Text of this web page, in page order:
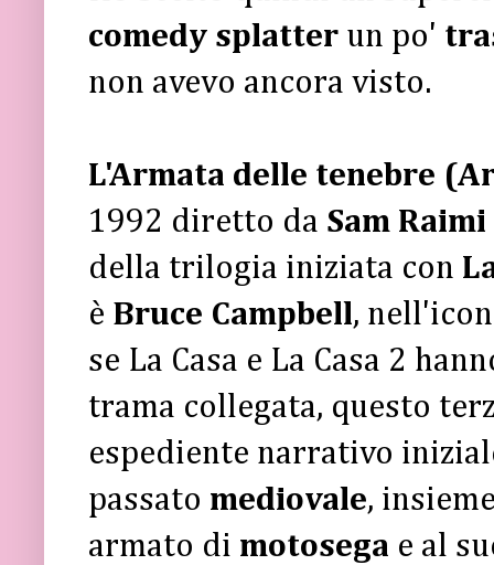
comedy splatter un po'
non avevo ancora visto.
L'Armata delle tenebre
1992 diretto da Sam Raimi
della trilogia iniziata con
è Bruce Campbell,
se La Casa e La Casa 2
trama collegata, questo
espediente narrativo
passato mediovale,
armato di motosega e al